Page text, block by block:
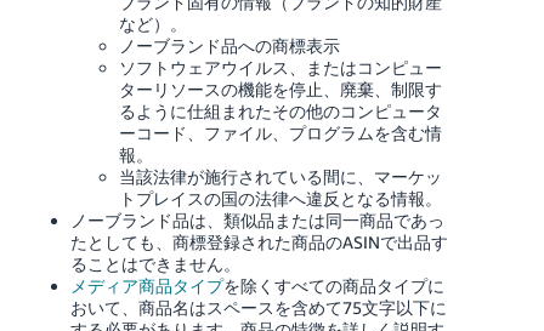
など）。
ノーブランド品への商標表示
ソフトウェアウイルス、またはコンピュー
ターリソースの機能を停止、廃棄、制限す
るように仕組まれたその他のコンピュータ
ーコード、ファイル、プログラムを含む情
報。
当該法律が施行されている間に、マーケッ
トプレイスの国の法律へ違反となる情報。
ノーブランド品は、類似品または同一商品であっ
たとしても、商標登録された商品のASINで出品す
ることはできません。
メディア商品タイプを除くすべての商品タイプに
おいて、商品名はスペースを含めて75文字以下に